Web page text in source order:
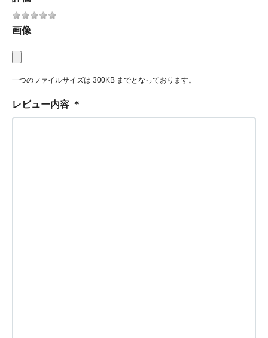
画像
一つのファイルサイズは 300KB までとなっております。
レビュー内容 ＊